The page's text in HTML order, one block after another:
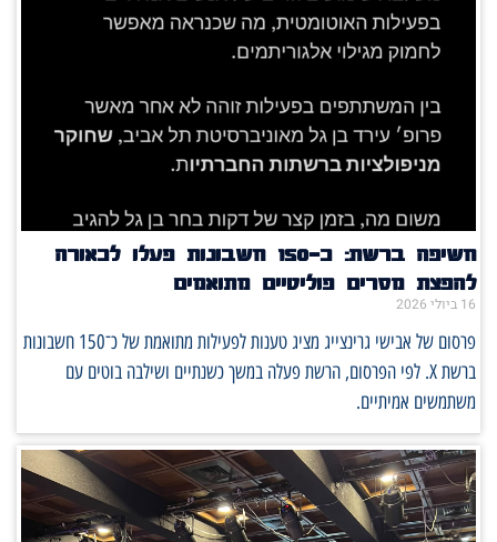
חשיפה ברשת: כ־150 חשבונות פעלו לכאורה
להפצת מסרים פוליטיים מתואמים
16 ביולי 2026
פרסום של אבישי גרינצייג מציג טענות לפעילות מתואמת של כ־150 חשבונות
ברשת X. לפי הפרסום, הרשת פעלה במשך כשנתיים ושילבה בוטים עם
משתמשים אמיתיים.